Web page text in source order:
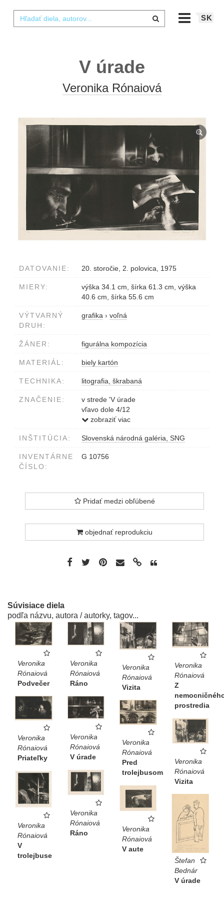
SK
V úrade
Veronika Rónaiová
DATOVANIE: 20. storočie, 2. polovica, 1975
MIERY:
výška 34.1 cm, šírka 61.3 cm, výška
40.6 cm, šírka 55.6 cm
VÝTVARNÝ
DRUH:
grafika › voľná
ŽÁNER: figurálna kompozícia
MATERIÁL: biely kartón
TECHNIKA: litografia, škrabaná
ZNAČENIE:
v strede 'V úrade
vľavo dole 4/12
vpravo dole V.Rónaiová 1975
zobraziť viac
INŠTITÚCIA: Slovenská národná galéria, SNG
INVENTÁRNE
ČÍSLO:
G 10756
Pridať medzi obľúbené
objednať reprodukciu
Súvisiace diela
podľa názvu, autora / autorky, tagov...
Veronika
Rónaiová
Podvečer
Veronika
Rónaiová
Ráno
Veronika
Rónaiová
Vizita
Veronika
Rónaiová
Z
prostredia
Veronika
Rónaiová
V úrade
Veronika
Rónaiová
Priateľky
Veronika
Rónaiová
Pred
trolejbusom
Veronika
Rónaiová
Vizita
Veronika
Rónaiová
Ráno
Veronika
Rónaiová
V
trolejbuse
Veronika
Rónaiová
V aute
Štefan
Bednár
V úrade